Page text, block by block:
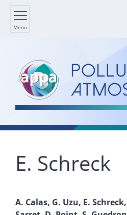
Menu
E. Schreck
A. Calas, G. Uzu, E. Schreck,